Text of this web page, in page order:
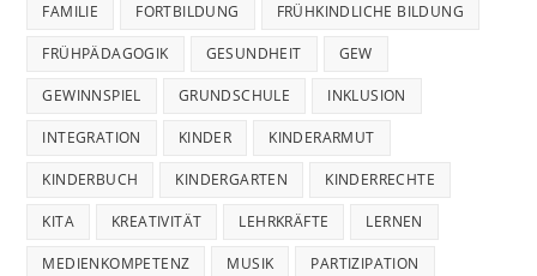
FAMILIE FORTBILDUNG FRÜHKINDLICHE BILDUNG
FRÜHPÄDAGOGIK GESUNDHEIT GEW
GEWINNSPIEL GRUNDSCHULE INKLUSION
INTEGRATION KINDER KINDERARMUT
KINDERBUCH KINDERGARTEN KINDERRECHTE
KITA KREATIVITÄT LEHRKRÄFTE LERNEN
MEDIENKOMPETENZ MUSIK PARTIZIPATION